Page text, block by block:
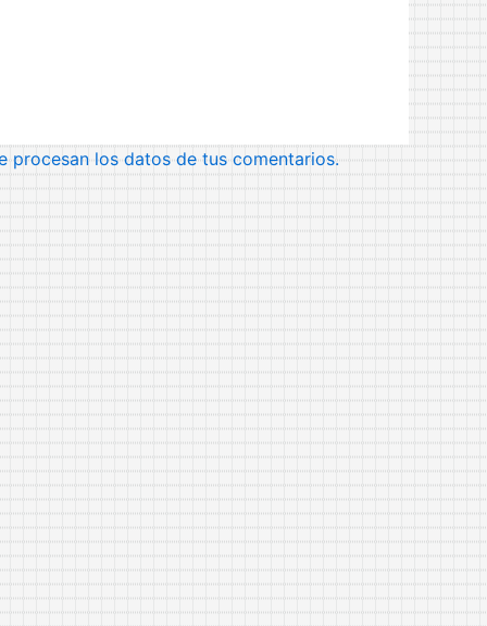
procesan los datos de tus comentarios.